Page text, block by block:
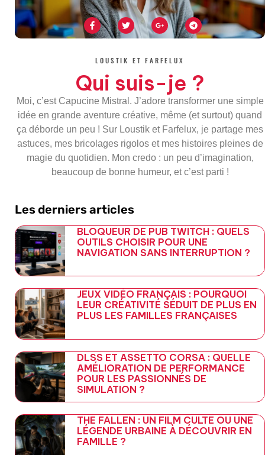
F
a
c
e
o
-
f
T
w
i
t
r
G
o
o
g
-
u
-
g
T
e
l
e
LOUSTIK ET FARFELUX
Qui suis-je ?
Moi, c’est Capucine Mistral. J’adore transformer une simple
idée en grande aventure créative, même (et surtout) quand
ça déborde un peu ! Sur Loustik et Farfelux, je partage mes
astuces, mes bricolages rigolos et mes histoires pleines de
magie du quotidien. Mon credo : un peu d’imagination,
beaucoup de bonne humeur, et c’est parti !
Les derniers articles
BLOQUEUR DE PUB TWITCH : QUELS
OUTILS CHOISIR POUR UNE
NAVIGATION SANS INTERRUPTION ?
JEUX VIDÉO FRANÇAIS : POURQUOI
LEUR CRÉATIVITÉ SÉDUIT DE PLUS EN
PLUS LES FAMILLES FRANÇAISES
DLSS ET ASSETTO CORSA : QUELLE
AMÉLIORATION DE PERFORMANCE
POUR LES PASSIONNÉS DE
SIMULATION ?
THE FALLEN : UN FILM CULTE OU UNE
LÉGENDE URBAINE À DÉCOUVRIR EN
FAMILLE ?